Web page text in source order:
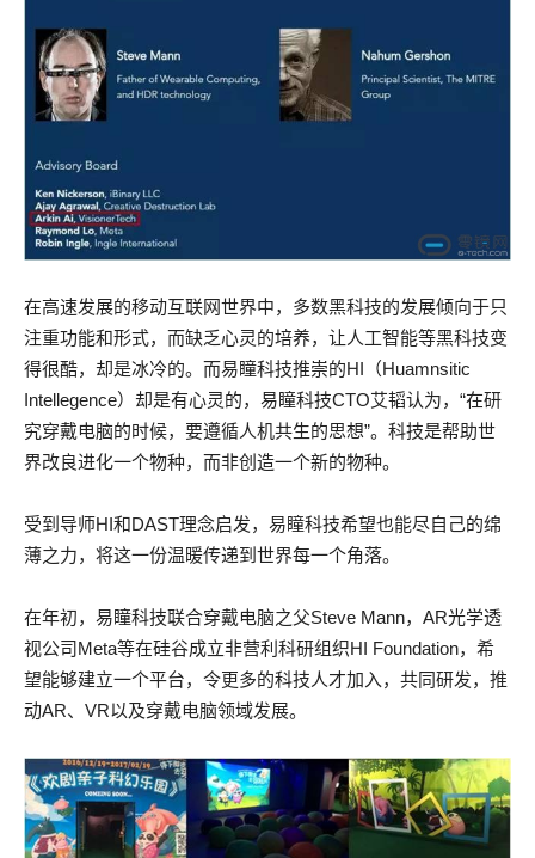
在高速发展的移动互联网世界中，多数黑科技的发展倾向于只
注重功能和形式，而缺乏心灵的培养，让人工智能等黑科技变
得很酷，却是冰冷的。而易瞳科技推崇的HI（Huamnsitic
Intellegence）却是有心灵的，易瞳科技CTO艾韬认为，“在研
究穿戴电脑的时候，要遵循人机共生的思想”。科技是帮助世
界改良进化一个物种，而非创造一个新的物种。
受到导师HI和DAST理念启发，易瞳科技希望也能尽自己的绵
薄之力，将这一份温暖传递到世界每一个角落。
在年初，易瞳科技联合穿戴电脑之父Steve Mann，AR光学透
视公司Meta等在硅谷成立非营利科研组织HI Foundation，希
望能够建立一个平台，令更多的科技人才加入，共同研发，推
动AR、VR以及穿戴电脑领域发展。